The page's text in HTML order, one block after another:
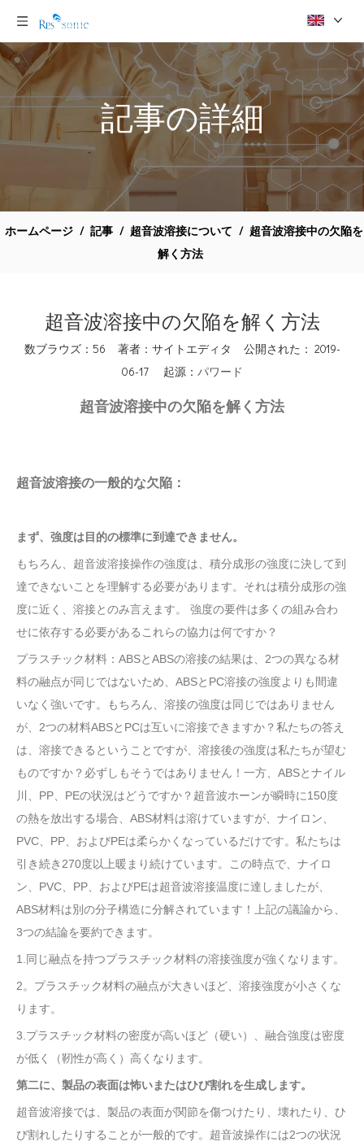
記事の詳細
ホームページ / 記事 / 超音波溶接について / 超音波溶接中の欠陥を
解く方法
超音波溶接中の欠陥を解く方法
数ブラウズ： 56 著者：サイトエディタ 公開された： 2019-
06-17 起源： パワード
超音波溶接中の欠陥を解く方法
超音波溶接の一般的な欠陥：
まず、強度は目的の標準に到達できません。
もちろん、超音波溶接操作の強度は、積分成形の強度に決して到
達できないことを理解する必要があります。それは積分成形の強
度に近く、溶接とのみ言えます。 強度の要件は多くの組み合わ
せに依存する必要があるこれらの協力は何ですか？
プラスチック材料：ABSとABSの溶接の結果は、2つの異なる材
料の融点が同じではないため、ABSとPC溶接の強度よりも間違
いなく強いです。もちろん、溶接の強度は同じではありません
が、2つの材料ABSとPCは互いに溶接できますか？私たちの答え
は、溶接できるということですが、溶接後の強度は私たちが望む
ものですか？必ずしもそうではありません！一方、ABSとナイル
川、PP、PEの状況はどうですか？超音波ホーンが瞬時に150度
の熱を放出する場合、ABS材料は溶けていますが、ナイロン、
PVC、PP、およびPEは柔らかくなっているだけです。私たちは
引き続き270度以上暖まり続けています。この時点で、ナイロ
ン、PVC、PP、およびPEは超音波溶接温度に達しましたが、
ABS材料は別の分子構造に分解されています！上記の議論から、
3つの結論を要約できます。
1.同じ融点を持つプラスチック材料の溶接強度が強くなります。
2。プラスチック材料の融点が大きいほど、溶接強度が小さくな
ります。
3.プラスチック材料の密度が高いほど（硬い）、融合強度は密度
が低く（靭性が高く）高くなります。
第二に、製品の表面は怖いまたはひび割れを生成します。
超音波溶接では、製品の表面が関節を傷つけたり、壊れたり、ひ
び割れしたりすることが一般的です。超音波操作には2つの状況